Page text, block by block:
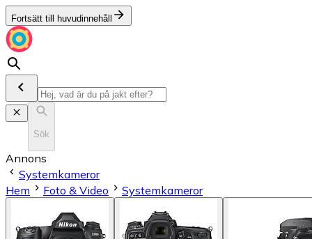
Fortsätt till huvudinnehåll
Sök
Annons
Systemkameror
Hem
Foto & Video Systemkameror